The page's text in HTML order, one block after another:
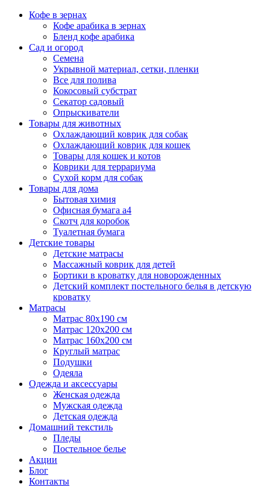
Кофе в зернах
Кофе арабика в зернах
Бленд кофе арабика
Сад и огород
Семена
Укрывной материал, сетки, пленки
Все для полива
Кокосовый субстрат
Секатор садовый
Опрыскиватели
Товары для животных
Охлаждающий коврик для собак
Охлаждающий коврик для кошек
Товары для кошек и котов
Коврики для террариума
Сухой корм для собак
Товары для дома
Бытовая химия
Офисная бумага а4
Скотч для коробок
Туалетная бумага
Детские товары
Детские матрасы
Массажный коврик для детей
Бортики в кроватку для новорожденных
Детский комплект постельного белья в детскую
кроватку
Матрасы
Матрас 80х190 см
Матраc 120х200 см
Матрас 160х200 см
Круглый матрас
Подушки
Одеяла
Одежда и аксессуары
Женская одежда
Мужская одежда
Детская одежда
Домашний текстиль
Пледы
Постельное белье
Акции
Блог
Контакты